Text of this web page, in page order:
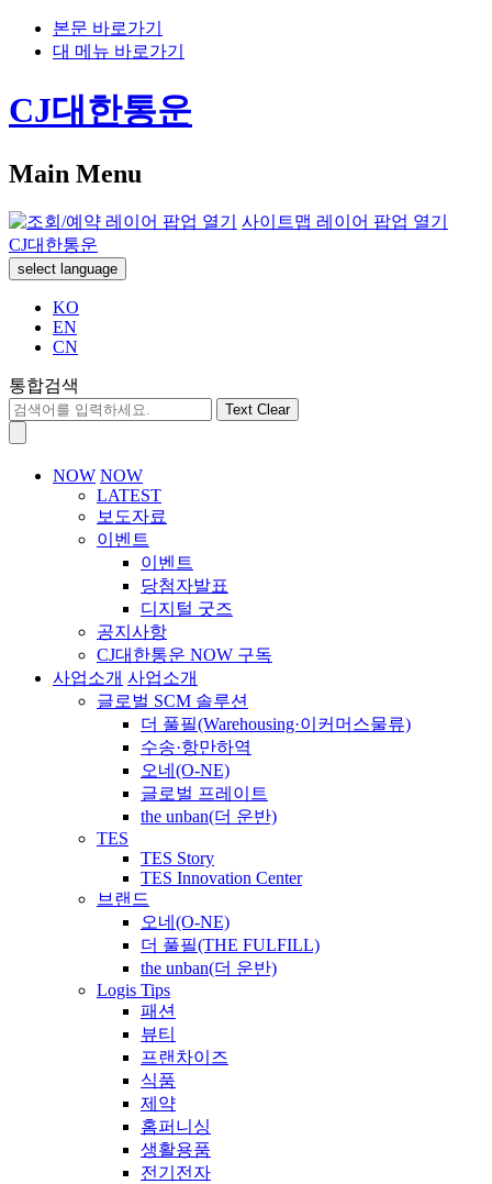
본문 바로가기
대 메뉴 바로가기
CJ대한통운
Main Menu
사이트맵 레이어 팝업 열기
CJ대한통운
select language
KO
EN
CN
통합검색
Text Clear
NOW NOW
LATEST
보도자료
이벤트
이벤트
당첨자발표
디지털 굿즈
공지사항
CJ대한통운 NOW 구독
사업소개 사업소개
글로벌 SCM 솔루션
더 풀필(Warehousing·이커머스물류)
수송·항만하역
오네(O-NE)
글로벌 프레이트
the unban(더 운반)
TES
TES Story
TES Innovation Center
브랜드
오네(O-NE)
더 풀필(THE FULFILL)
the unban(더 운반)
Logis Tips
패션
뷰티
프랜차이즈
식품
제약
홈퍼니싱
생활용품
전기전자